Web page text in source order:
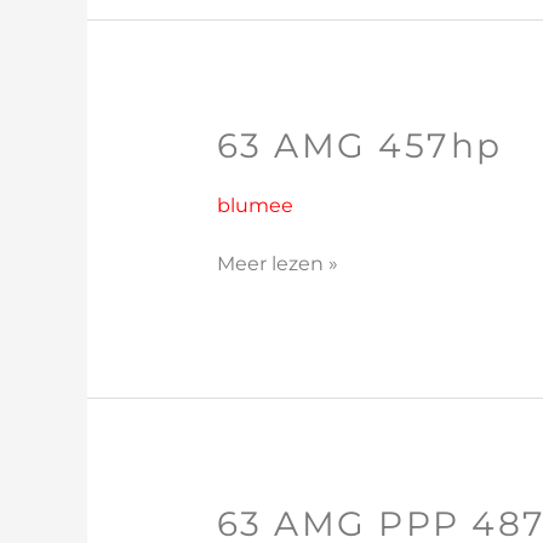
63 AMG 457hp
blumee
63
457hp
Meer lezen »
63 AMG PPP
63